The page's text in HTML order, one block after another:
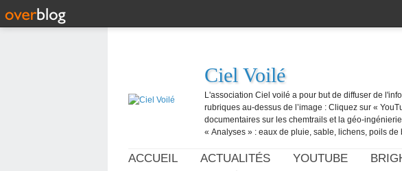
Ciel Voilé
L'association Ciel voilé a pour but de diffuser de
rubriques au-dessus de l’image : Cliquez sur «
documentaires sur les chemtrails et la géo-
« Analyses » : eaux de pluie, sable, lichens, poils de
ACCUEIL ACTUALITÉS YOUTUBE